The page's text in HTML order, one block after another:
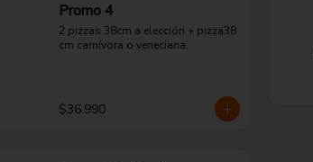
Promo 4
2 pizzas 38cm a elección + pizza38
cm carnívora o veneciana.
$36.990